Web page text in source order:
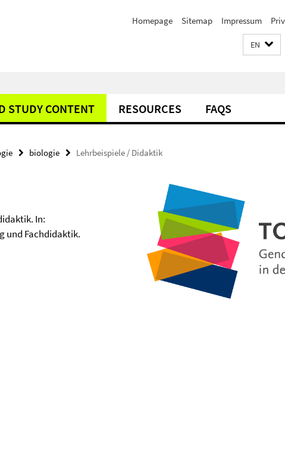
Homepage Sitemap Impressum
EN
STUDY CONTENT RESOURCES FAQS
biologie Lehrbeispiele / Didaktik
In:
und Fachdidaktik.